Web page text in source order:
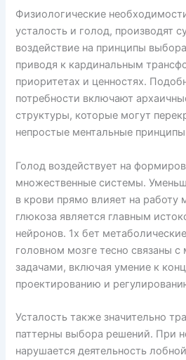
Физиологические
усталость и голод, производят
воздействие на принципы
приводя к кардинальным
приоритетах и ценностях.
потребности включают
структуры, которые могут
непростые ментальные
Голод воздействует на
множественные системы.
в крови прямо влияет на работу
глюкоза является главным
нейронов. 1х бет
головном мозге тесно связаны
задачами, включая умение к
проектированию и
Усталость также значительно
паттерны выбора решений. При
нарушается деятельность